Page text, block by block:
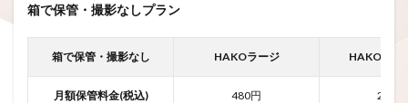
箱で保管・撮影なしプラン
箱で保管・撮影なし HAKOラージ HAKOレギ
月額保管料金(税込) 480円 275円